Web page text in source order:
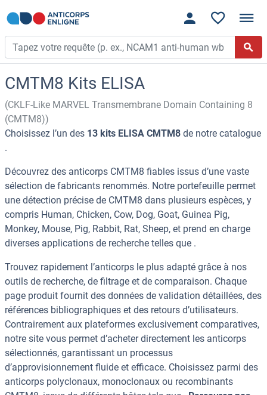
CMTM8 Kits ELISA
(CKLF-Like MARVEL Transmembrane Domain Containing 8
(CMTM8))
Choisissez l’un des 13 kits ELISA CMTM8 de notre catalogue
.
Découvrez des anticorps CMTM8 fiables issus d’une vaste
sélection de fabricants renommés. Notre portefeuille permet
une détection précise de CMTM8 dans plusieurs espèces, y
compris Human, Chicken, Cow, Dog, Goat, Guinea Pig,
Monkey, Mouse, Pig, Rabbit, Rat, Sheep, et prend en charge
diverses applications de recherche telles que .
Trouvez rapidement l’anticorps le plus adapté grâce à nos
outils de recherche, de filtrage et de comparaison. Chaque
page produit fournit des données de validation détaillées, des
références bibliographiques et des retours d’utilisateurs.
Contrairement aux plateformes exclusivement comparatives,
notre site vous permet d’acheter directement les anticorps
sélectionnés, garantissant un processus
d’approvisionnement fluide et efficace. Choisissez parmi des
anticorps polyclonaux, monoclonaux ou recombinants